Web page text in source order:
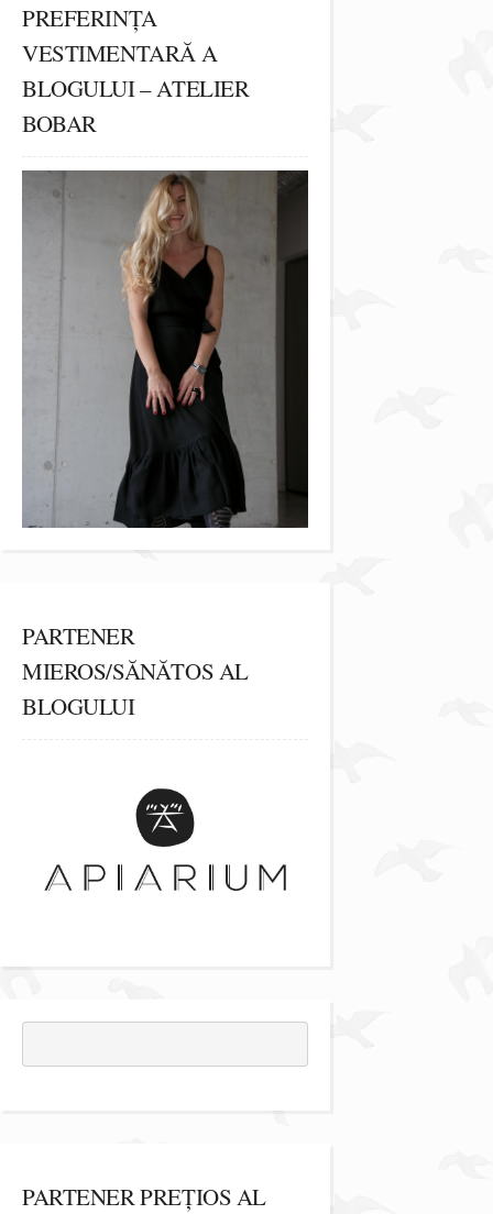
PREFERINȚA
VESTIMENTARĂ A
BLOGULUI – ATELIER
BOBAR
PARTENER
MIEROS/SĂNĂTOS AL
BLOGULUI
PARTENER PREȚIOS AL